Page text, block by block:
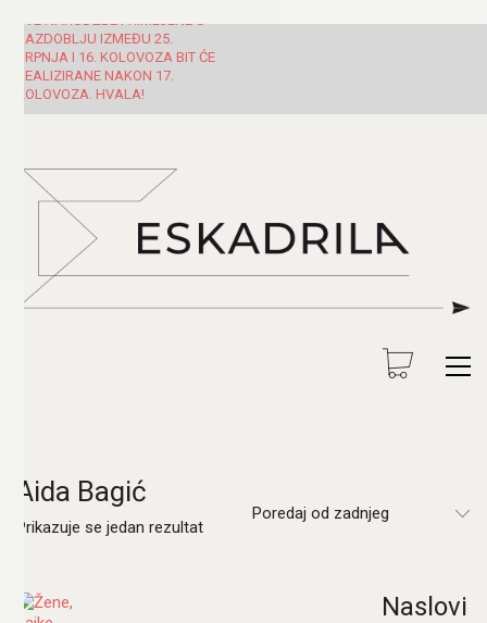
SVE NARUDŽBE PRIMLJENE U
RAZDOBLJU IZMEĐU 25.
SRPNJA I 16. KOLOVOZA BIT ĆE
REALIZIRANE NAKON 17.
KOLOVOZA. HVALA!
Aida Bagić
Prikazuje se jedan rezultat
Poredaj od zadnjeg
Naslovi